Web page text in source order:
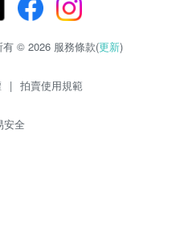
有 © 2026 服務條款(更新)
| 拍賣使用規範
安全